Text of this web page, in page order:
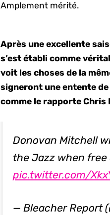
Amplement mérité.
Après une excellente
s’est établi comme
voit les choses de la
signeront une entente de
comme le rapporte Chris
Donovan Mitchell
the Jazz when
pic.twitter.com/
— Bleacher Report